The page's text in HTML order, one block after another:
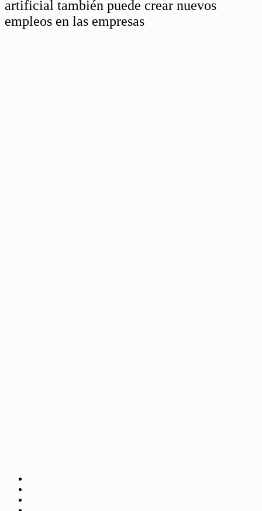
artificial también puede crear nuevos
empleos en las empresas